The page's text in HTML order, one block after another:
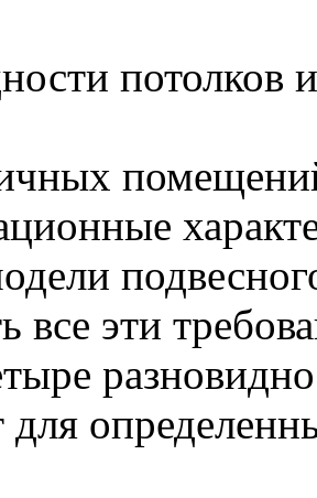
все эти
для